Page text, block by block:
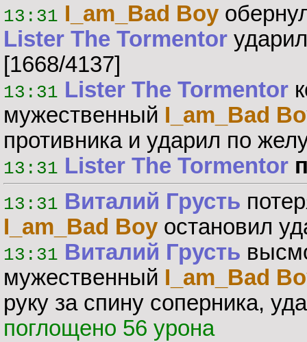
13:31 I_am_Bad Boy
Lister The Tormentor
[1668/4137]
13:31 Lister The Tormentor
мужественный I_am_Bad
противника и ударил по
13:31 Lister The Tormentor
13:31 Виталий Грусть
I_am_Bad Boy остановил
13:31 Виталий Грусть
мужественный I_am_Bad
руку за спину соперника,
поглощено 56 урона